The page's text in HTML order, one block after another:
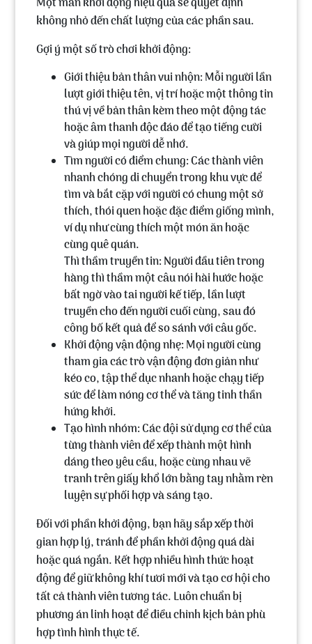
không nhỏ đến chất lượng của các phần sau.
Gợi ý một số trò chơi khởi động:
Giới thiệu bản thân vui nhộn:Mỗi người lần
lượt giới thiệu tên, vị trí hoặc một thông tin
thú vị về bản thân kèm theo một động tác
hoặc âm thanh độc đáo để tạo tiếng cười
và giúp mọi người dễ nhớ.
Tìm người có điểm chung:Các thành viên
nhanh chóng di chuyển trong khu vực để
tìm và bắt cặp với người có chung một sở
thích, thói quen hoặc đặc điểm giống mình,
ví dụ như cùng thích một món ăn hoặc
cùng quê quán.
Thì thầm truyền tin: Người đầu tiên trong
hàng thì thầm một câu nói hài hước hoặc
bất ngờ vào tai người kế tiếp, lần lượt
truyền cho đến người cuối cùng, sau đó
công bố kết quả để so sánh với câu gốc.
Khởi động vận động nhẹ:Mọi người cùng
tham gia các trò vận động đơn giản như
kéo co, tập thể dục nhanh hoặc chạy tiếp
sức để làm nóng cơ thể và tăng tinh thần
hứng khởi.
Tạo hình nhóm:Các đội sử dụng cơ thể của
từng thành viên để xếp thành một hình
dáng theo yêu cầu, hoặc cùng nhau vẽ
tranh trên giấy khổ lớn bằng tay nhằm rèn
luyện sự phối hợp và sáng tạo.
Đối với phần khởi động, bạn hãy sắp xếp thời
gian hợp lý, tránh để phần khởi động quá dài
hoặc quá ngắn. Kết hợp nhiều hình thức hoạt
động để giữ không khí tươi mới và tạo cơ hội cho
tất cả thành viên tương tác. Luôn chuẩn bị
phương án linh hoạt để điều chỉnh kịch bản phù
hợp tình hình thực tế.